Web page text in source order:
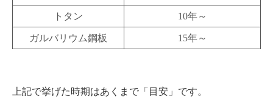
トタン 10年～
ガルバリウム鋼板 15年～
上記で挙げた時期はあくまで「目安」です。